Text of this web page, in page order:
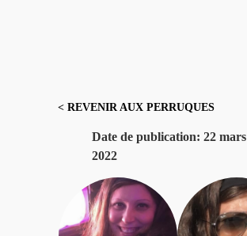
< REVENIR AUX PERRUQUES
Date de publication: 22 mars
2022